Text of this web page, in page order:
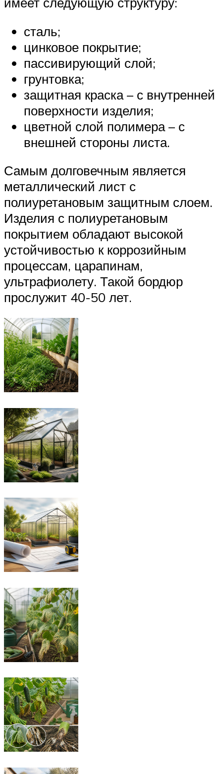
сталь;
цинковое покрытие;
пассивирующий слой;
грунтовка;
защитная краска – с внутренней
поверхности изделия;
цветной слой полимера – с
внешней стороны листа.
Самым долговечным является
металлический лист с
полиуретановым защитным слоем.
Изделия с полиуретановым
покрытием обладают высокой
устойчивостью к коррозийным
процессам, царапинам,
ультрафиолету. Такой бордюр
прослужит 40-50 лет.